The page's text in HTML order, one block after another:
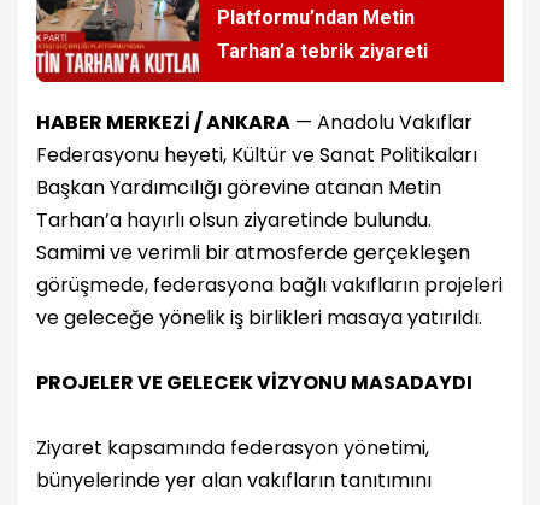
Platformu’ndan Metin
Tarhan’a tebrik ziyareti
HABER MERKEZİ / ANKARA — Anadolu Vakıflar
Federasyonu heyeti, Kültür ve Sanat Politikaları
Başkan Yardımcılığı görevine atanan Metin
Tarhan’a hayırlı olsun ziyaretinde bulundu.
Samimi ve verimli bir atmosferde gerçekleşen
görüşmede, federasyona bağlı vakıfların projeleri
ve geleceğe yönelik iş birlikleri masaya yatırıldı.
PROJELER VE GELECEK VİZYONU MASADAYDI
Ziyaret kapsamında federasyon yönetimi,
bünyelerinde yer alan vakıfların tanıtımını